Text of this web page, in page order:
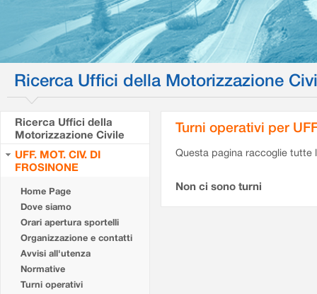
Ricerca Uffici della Motorizzazione
Ricerca Uffici della
Motorizzazione Civile
UFF. MOT. CIV. DI
FROSINONE
Home Page
Dove siamo
Orari apertura sportelli
Organizzazione e contatti
Avvisi all'utenza
Normative
Turni operativi
Turni operativi per
Questa pagina raccoglie tutte
Non ci sono turni